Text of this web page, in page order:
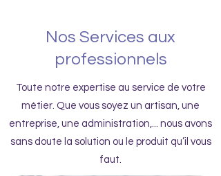
Nos Services aux
professionnels
Toute notre expertise au service de votre
métier. Que vous soyez un artisan, une
entreprise, une administration,... nous avons
sans doute la solution ou le produit qu’il vous
faut.